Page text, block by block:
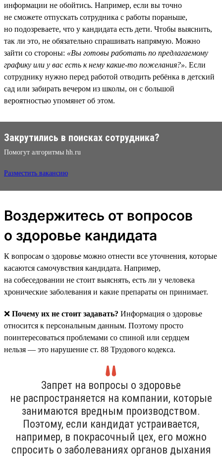
информации не обойтись. Например, если вы точно
не сможете отпускать сотрудника с работы пораньше,
но подозреваете, что у кандидата есть дети. Чтобы выяснить,
так ли это, не обязательно спрашивать напрямую. Можно
зайти со стороны: «Вы готовы работать по предлагаемому
графику или у вас есть к нему какие-то пожелания?». Если
сотруднику нужно перед работой отводить ребёнка в детский
сад или забирать вечером из школы, он с большой
вероятностью упомянет об этом.
Закрутились в поисках сотрудника?
Помогут алгоритмы hh.ru
Разместить вакансию
Воздержитесь от вопросов
о здоровье кандидата
К вопросам о здоровье можно отнести все уточнения, которые
касаются самочувствия кандидата. Например,
на собеседовании не стоит выяснять, есть ли у человека
хронические заболевания и какие препараты он принимает.
❌ Почему их не стоит задавать? Информация о здоровье
относится к персональным данным. Поэтому просто
поинтересоваться проблемами со спиной или сердцем
нельзя — это нарушение ст. 88 Трудового кодекса.
Запрет на вопросы о здоровье
не распространяется на компании, которые
занимаются вредным производством.
Поэтому, если кандидат устраивается,
например, в покрасочный цех, его можно
спросить о заболеваниях органов дыхания